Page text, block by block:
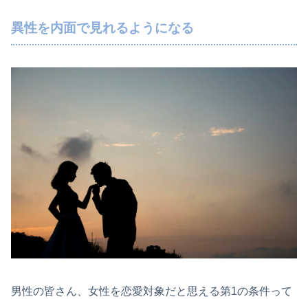
異性を内面で見れるようになる
男性の皆さん、女性を恋愛対象だと思える第1の条件って